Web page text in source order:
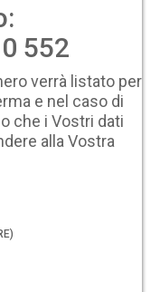
552
verrà listato per
e nel caso di
che i Vostri dati
alla Vostra